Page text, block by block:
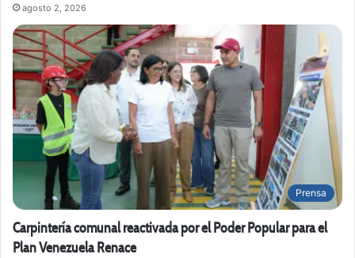
agosto 2, 2026
Prensa
Carpintería comunal reactivada por el Poder Popular para el
Plan Venezuela Renace